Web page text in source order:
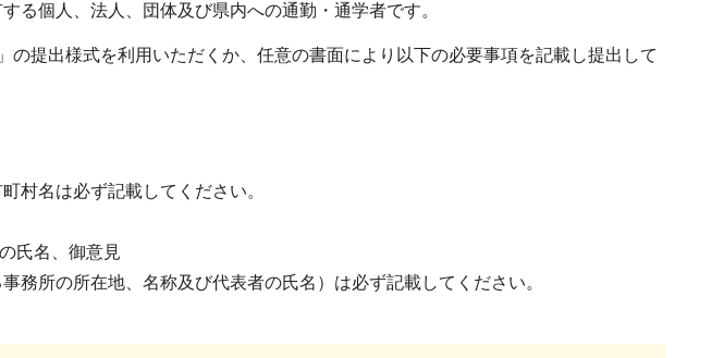
る個人、法人、団体及び県内への通勤・通学者です。
提出様式を利用いただくか、任意の書面により以下の必要事項を記載し提出して
名は必ず記載してください。
氏名、御意見
所の所在地、名称及び代表者の氏名）は必ず記載してください。